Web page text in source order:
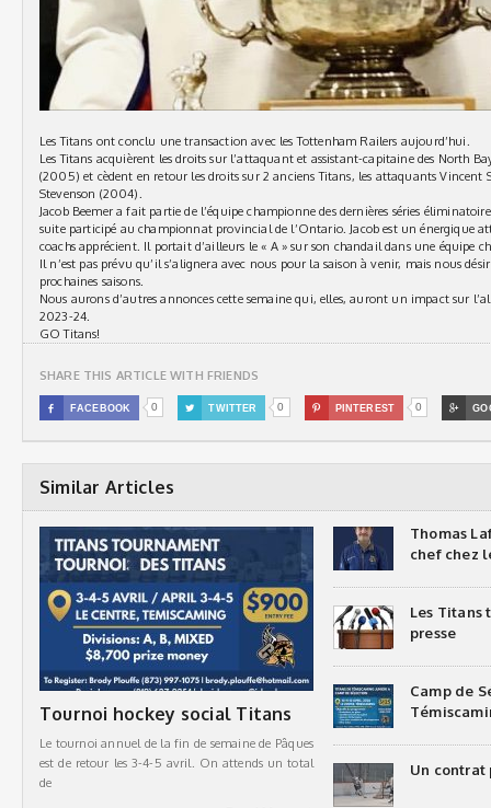
Les Titans ont conclu une transaction avec les Tottenham Railers aujourd’hui.
Les Titans acquièrent les droits sur l’attaquant et assistant-capitaine des North Bay
(2005) et cèdent en retour les droits sur 2 anciens Titans, les attaquants Vincent
Stevenson (2004).
Jacob Beemer a fait partie de l’équipe championne des dernières séries
suite participé au championnat provincial de l’Ontario. Jacob est un énergique
coachs apprécient. Il portait d’ailleurs le « A » sur son chandail dans une équipe
Il n’est pas prévu qu’il s’alignera avec nous pour la saison à venir, mais nous
prochaines saisons.
Nous aurons d’autres annonces cette semaine qui, elles, auront un impact sur
2023-24.
GO Titans!
SHARE THIS ARTICLE WITH FRIENDS
 FACEBOOK 0  TWITTER 0  PINTEREST 0 
Similar Articles
Tournoi hockey social Titans
Le tournoi annuel de la fin de semaine de Pâques
est de retour les 3-4-5 avril. On attends un total
de
Thomas
chef chez
Les Titans
presse
Camp de
Un contrat